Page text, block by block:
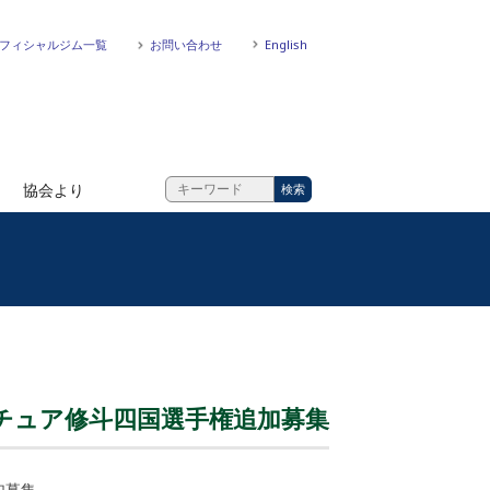
ィシャルジム一覧 お問い合わせ English
協会より
ア修斗四国選手権追加募集